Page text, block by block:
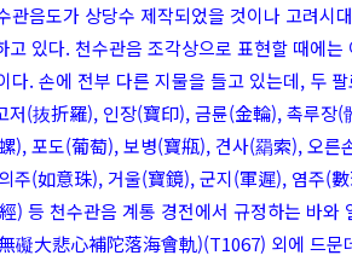
관음도가 상당수 제작되었을 것이나 고려시
고 있다. 천수관음 조각상으로 표현할 때에
다. 손에 전부 다른 지물을 들고 있는데, 두
저(抜折羅), 인장(寶印), 금륜(金輪), 촉루장
), 포도(葡萄), 보병(寶甁), 견사(羂索), 오
주(如意珠), 거울(寶鏡), 군지(軍遲), 염주(
) 등 천수관음 계통 경전에서 규정하는 바
礙大悲心補陀落海會軌)(T1067) 외에 드문